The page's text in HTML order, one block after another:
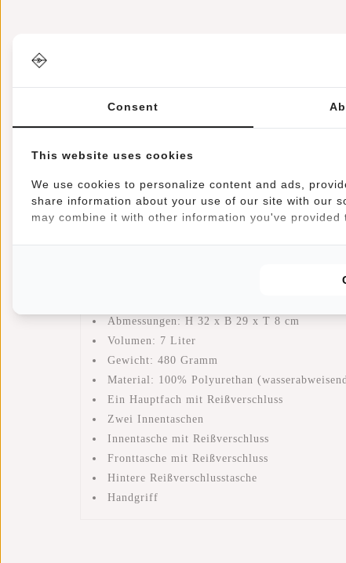
Dieser trendige, wasserabweisende Rucksack
Charme durch sein feines Design. Das Hauptfach
Design fortsetzt. Das silberfarbene Hauptfach
Rucksacks befindet sich außerdem ein
Abmessungen: H 32 x B 29 x T 8 cm
Volumen: 7 Liter
Gewicht: 480 Gramm
Material: 100% Polyurethan
Ein Hauptfach mit Reißverschluss
Zwei Innentaschen
Innentasche mit Reißverschluss
Fronttasche mit Reißverschluss
Hintere Reißverschlusstasche
Handgriff
Consent
This website uses cookies
We use cookies to personalize content and ads,
share information about your use of our site with our
may combine it with other information you've